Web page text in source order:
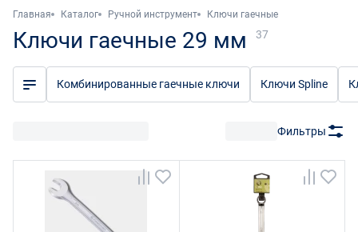
Главная Каталог Ручной инструмент Ключи гаечные
Ключи гаечные 29 мм 37
Комбинированные гаечные ключи Ключи Spline
Фильтры